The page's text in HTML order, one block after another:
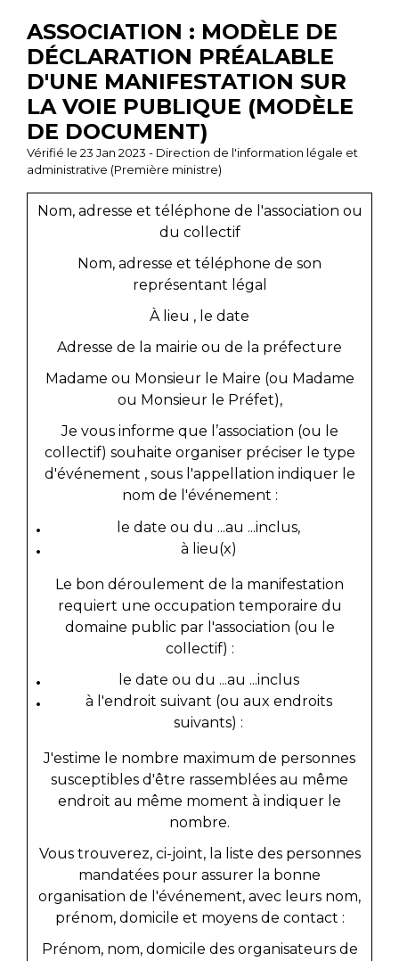
ASSOCIATION : MODÈLE DE
DÉCLARATION PRÉALABLE
D'UNE MANIFESTATION SUR
LA VOIE PUBLIQUE (MODÈLE
DE DOCUMENT)
Vérifié le 23 Jan 2023 - Direction de l'information légale et
administrative (Première ministre)
Nom, adresse et téléphone de l'association ou
du collectif
Nom, adresse et téléphone de son
représentant légal
À lieu , le date
Adresse de la mairie ou de la préfecture
Madame ou Monsieur le Maire (ou Madame
ou Monsieur le Préfet),
Je vous informe que l’association (ou le
collectif) souhaite organiser préciser le type
d'événement , sous l'appellation indiquer le
nom de l'événement :
le date ou du ...au ...inclus,
à lieu(x)
Le bon déroulement de la manifestation
requiert une occupation temporaire du
domaine public par l'association (ou le
collectif) :
le date ou du ...au ...inclus
à l'endroit suivant (ou aux endroits
suivants) :
J'estime le nombre maximum de personnes
susceptibles d'être rassemblées au même
endroit au même moment à indiquer le
nombre.
Vous trouverez, ci-joint, la liste des personnes
mandatées pour assurer la bonne
organisation de l'événement, avec leurs nom,
prénom, domicile et moyens de contact :
Prénom, nom, domicile des organisateurs de